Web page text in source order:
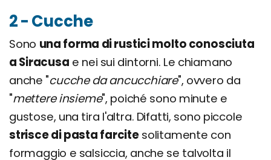
2 - Cucche
Sono una forma di rustici molto conosciuta
a Siracusa e nei sui dintorni. Le chiamano
anche "cucche da ancucchiare", ovvero da
"mettere insieme", poiché sono minute e
gustose, una tira l'altra. Difatti, sono piccole
strisce di pasta farcitesolitamente con
formaggio e salsiccia, anche se talvolta il